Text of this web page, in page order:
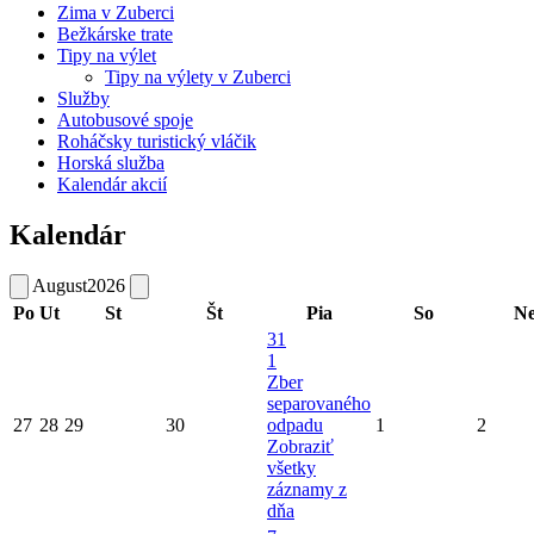
Zima v Zuberci
Bežkárske trate
Tipy na výlet
Tipy na výlety v Zuberci
Služby
Autobusové spoje
Roháčsky turistický vláčik
Horská služba
Kalendár akcií
Kalendár
August2026
Po Ut St Št Pia So
27 28 29 30
31
1
Zber
separovaného
odpadu
Zobraziť
všetky
záznamy z
dňa
1 2